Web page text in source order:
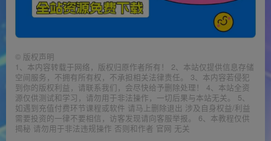
© 版权声明
1、本内容转载于网络，版权归原作者所有！ 2、本站仅提供信息存储
空间服务，不拥有所有权，不承担相关法律责任。 3、本内容若侵犯
到你的版权利益，请联系我们，会尽快给予删除处理！ 4、本站全资
源仅供测试和学习，请勿用于非法操作，一切后果与本站无关。 5、
如遇到充值付费环节课程或软件 请马上删除退出 涉及自身权益/利益
需要投资的一律不要相信，访客发现请向客服举报。 6、本教程仅供
揭秘 请勿用于非法违规操作 否则和作者 官网 无关